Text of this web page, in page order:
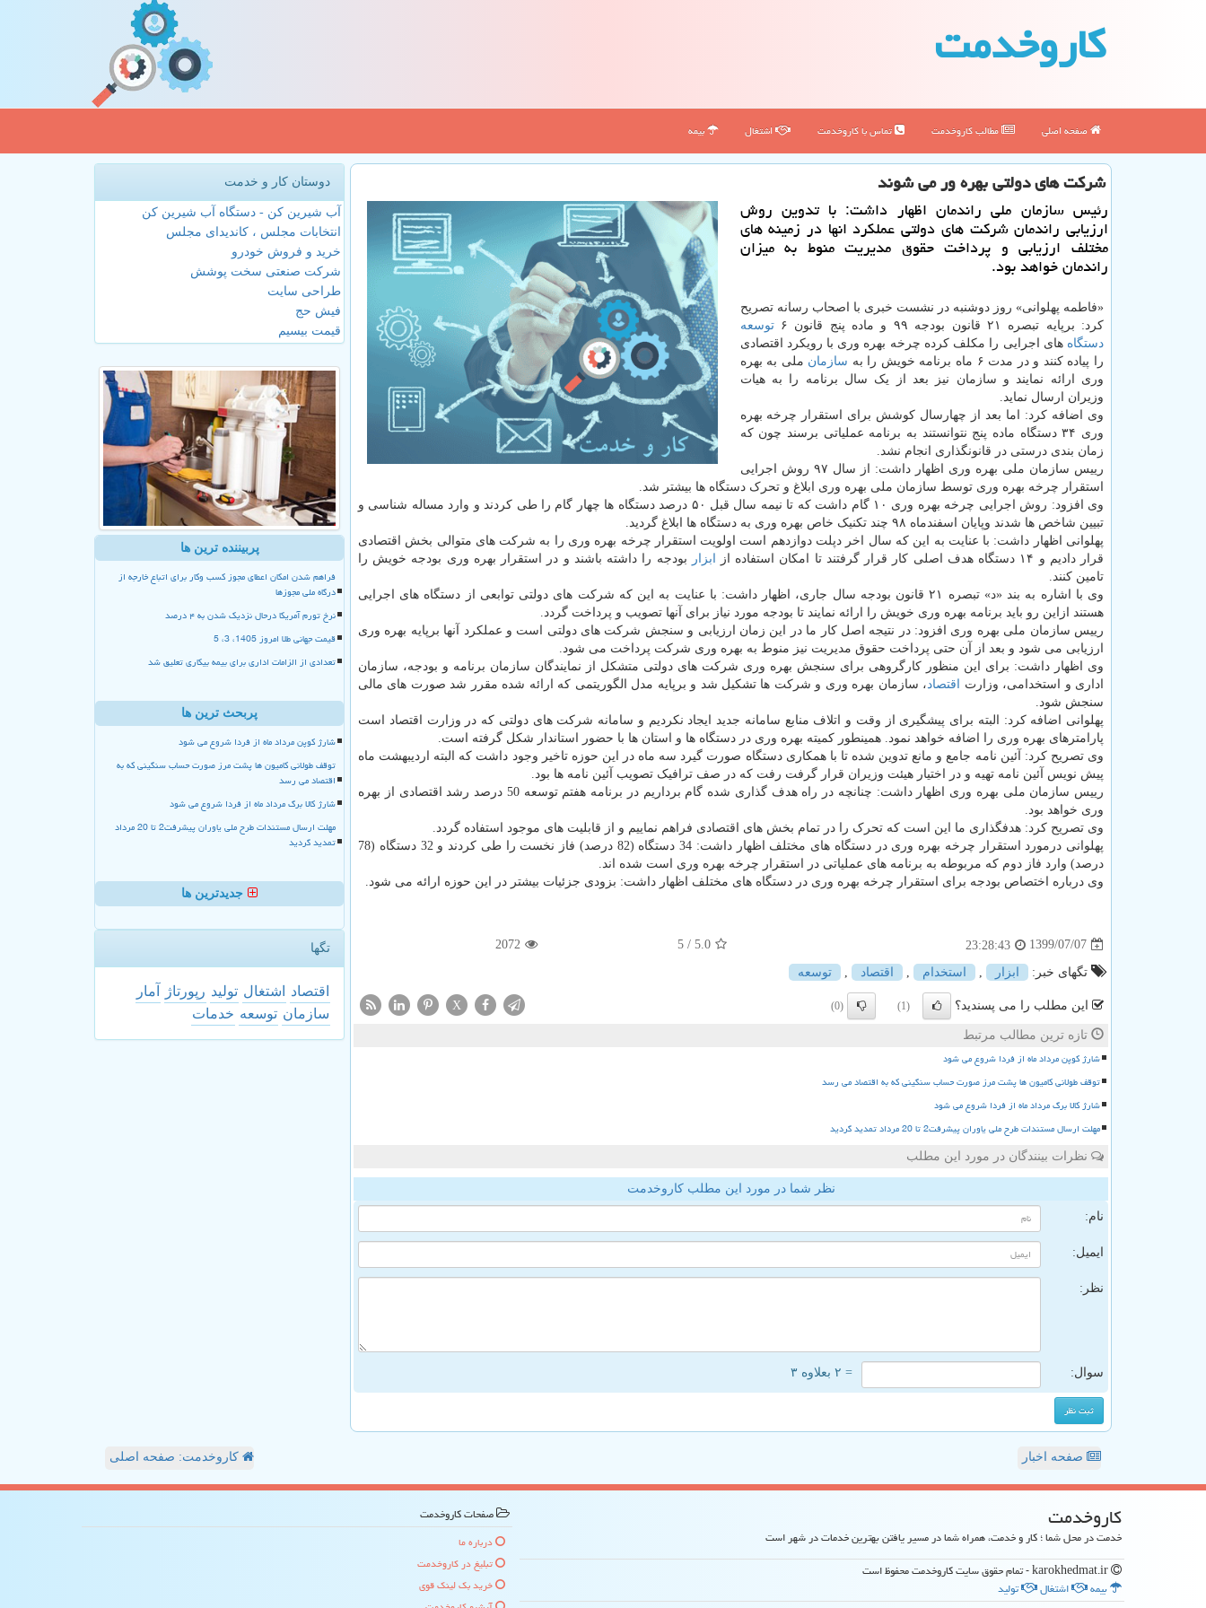
كاروخدمت
صفحه اصلی مطالب كاروخدمت تماس با كاروخدمت اشتغال بیمه
شركت های دولتی بهره ور می شوند
رئیس سازمان ملی راندمان اظهار داشت: با تدوین روش
ارزیابی راندمان شركت های دولتی عملكرد انها در زمینه های
مختلف ارزیابی و پرداخت حقوق مدیریت منوط به میزان
راندمان خواهد بود.
«فاطمه پهلوانی» روز دوشنبه در نشست خبری با اصحاب رسانه تصریح
کرد: برپایه تبصره ۲۱ قانون بودجه ۹۹ و ماده پنج قانون ۶
توسعه
دستگاه های اجرایی را مکلف کرده چرخه بهره وری با رویکرد اقتصادی
را پیاده کنند و در مدت ۶ ماه برنامه خویش را به
سازمان ملی به بهره
وری ارائه نمایند و سازمان نیز بعد از یک سال برنامه را به هیات
وزیران ارسال نماید.
وی اضافه کرد: اما بعد از چهارسال کوشش برای استقرار چرخه بهره
وری ۳۴ دستگاه ماده پنج نتوانستند به برنامه عملیاتی برسند چون که
زمان بندی درستی در قانونگذاری انجام نشد.
رییس سازمان ملی بهره وری اظهار داشت: از سال ۹۷ روش اجرایی
استقرار چرخه بهره وری توسط سازمان ملی بهره وری ابلاغ و تحرک دستگاه ها بیشتر شد.
وی افزود: روش اجرایی چرخه بهره وری ۱۰ گام داشت که تا نیمه سال قبل ۵۰ درصد دستگاه ها چهار گام را طی کردند و وارد مساله شناسی و
تبیین شاخص ها شدند وپایان اسفندماه ۹۸ چند تکنیک خاص بهره وری به دستگاه ها ابلاغ گردید.
پهلوانی اظهار داشت: با عنایت به این که سال اخر دپلت دوازدهم است اولویت استقرار چرخه بهره وری را به شرکت های متوالی بخش اقتصادی
قرار دادیم و ۱۴ دستگاه هدف اصلی کار قرار گرفتند تا امکان استفاده از
ابزار
بودجه را داشته باشند و در استقرار بهره وری بودجه خویش را
تامین کنند.
وی با اشاره به بند «د» تبصره ۲۱ قانون بودجه سال جاری، اظهار داشت: با عنایت به این که شرکت های دولتی توابعی از دستگاه های اجرایی
هستند ازاین رو باید برنامه بهره وری خویش را ارائه نمایند تا بودجه مورد نیاز برای آنها تصویب و پرداخت گردد.
رییس سازمان ملی بهره وری افزود: در نتیجه اصل کار ما در این زمان ارزیابی و سنجش شرکت های دولتی است و عملکرد آنها برپایه بهره وری
ارزیابی می شود و بعد از آن حتی پرداخت حقوق مدیریت نیز منوط به بهره وری شرکت پرداخت می شود.
وی اظهار داشت: برای این منظور کارگروهی برای سنجش بهره وری شرکت های دولتی متشکل از نمایندگان سازمان برنامه و بودجه، سازمان
اداری و استخدامی، وزارت
اقتصاد، سازمان بهره وری و شرکت ها تشکیل شد و برپایه مدل الگوریتمی که ارائه شده مقرر شد صورت های مالی
سنجش شود.
پهلوانی اضافه کرد: البته برای پیشگیری از وقت و اتلاف منابع سامانه جدید ایجاد نکردیم و سامانه شرکت های دولتی که در وزارت اقتصاد است
پارامترهای بهره وری را اضافه خواهد نمود. همینطور کمیته بهره وری در دستگاه ها و استان ها با حضور استاندار شکل گرفته است.
وی تصریح کرد: آئین نامه جامع و مانع تدوین شده تا با همکاری دستگاه صورت گیرد سه ماه در این حوزه تاخیر وجود داشت که البته اردیبهشت ماه
پیش نویس آئین نامه تهیه و در اختیار هیئت وزیران قرار گرفت رفت که در صف ترافیک تصویب آئین نامه ها بود.
رییس سازمان ملی بهره وری اظهار داشت: چنانچه در راه هدف گذاری شده گام برداریم در برنامه هفتم توسعه 50 درصد رشد اقتصادی از بهره
وری خواهد بود.
وی تصریح کرد: هدفگذاری ما این است که تحرک را در تمام بخش های اقتصادی فراهم نماییم و از قابلیت های موجود استفاده گردد.
پهلوانی درمورد استقرار چرخه بهره وری در دستگاه های مختلف اظهار داشت: 34 دستگاه (82 درصد) فاز نخست را طی کردند و 32 دستگاه (78
درصد) وارد فاز دوم که مربوطه به برنامه های عملیاتی در استقرار چرخه بهره وری است شده اند.
وی درباره اختصاص بودجه برای استقرار چرخه بهره وری در دستگاه های مختلف اظهار داشت: بزودی جزئیات بیشتر در این حوزه ارائه می شود.
1399/07/07
23:28:43
5.0
/ 5
2072
تگهای خبر: ابزار استخدام اقتصاد توسعه
این مطلب را می پسندید؟ (1)
(0)
X
تازه ترین مطالب مرتبط
شارژ کوپن مرداد ماه از فردا شروع می شود
توقف طولانی کامیون ها پشت مرز صورت حساب سنگینی که به اقتصاد می رسد
شارژ کالا برگ مرداد ماه از فردا شروع می شود
مهلت ارسال مستندات طرح ملی یاوران پیشرفت2 تا 20 مرداد تمدید گردید
نظرات بینندگان در مورد این مطلب
نظر شما در مورد این مطلب کاروخدمت
نام:
ایمیل:
نظر:
سوال: = ۲ بعلاوه ۳
دوستان کار و خدمت
آب شیرین کن - دستگاه آب شیرین کن
انتخابات مجلس ، کاندیدای مجلس
خرید و فروش خودرو
شرکت صنعتی سخت پوشش
طراحی سایت
فیش حج
قیمت بیسیم
پربیننده ترین ها
فراهم شدن امکان اعطای مجوز کسب وکار برای اتباع خارجه از
درگاه ملی مجوزها
نرخ تورم آمریکا درحال نزدیک شدن به ۴ درصد
قیمت جهانی طلا امروز 1405، 3، 5
تعدادی از الزامات اداری برای بیمه بیکاری تعلیق شد
پربحث ترین ها
شارژ کوپن مرداد ماه از فردا شروع می شود
توقف طولانی کامیون ها پشت مرز صورت حساب سنگینی که به
اقتصاد می رسد
شارژ کالا برگ مرداد ماه از فردا شروع می شود
مهلت ارسال مستندات طرح ملی یاوران پیشرفت2 تا 20 مرداد
تمدید گردید
جدیدترین ها
تگها
اقتصاد اشتغال تولید رپورتاژ
آمار
سازمان توسعه خدمات
صفحه اخبار کاروخدمت: صفحه اصلی
كاروخدمت
خدمت در محل شما ؛ کار و خدمت، همراه شما در مسیر یافتن بهترین خدمات در شهر است
بیمه
اشتغال تولید
صفحات كاروخدمت
درباره ما
تبلیغ در كاروخدمت
خرید بک لینک قوی